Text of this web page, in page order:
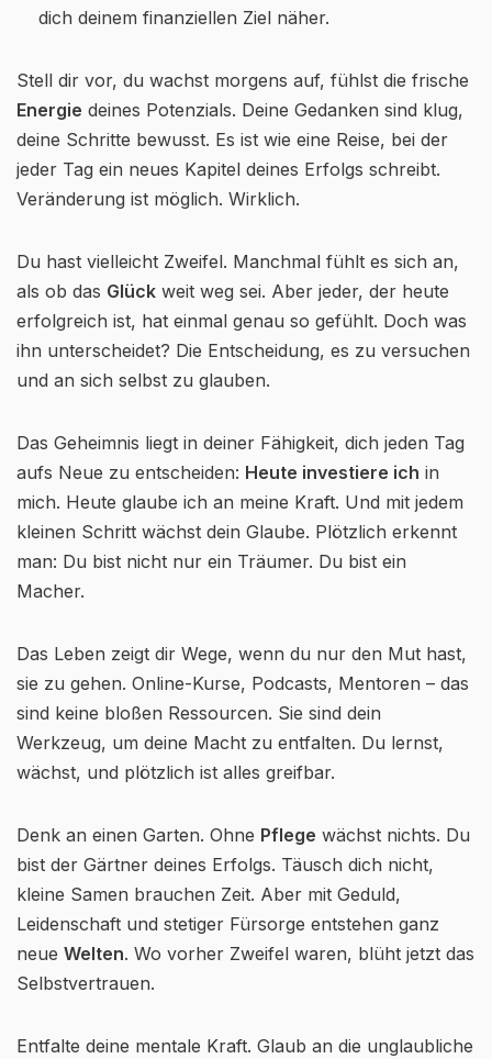
dich deinem finanziellen Ziel näher.
Stell dir vor, du wachst morgens auf, fühlst die frische
Energie deines Potenzials. Deine Gedanken sind klug,
deine Schritte bewusst. Es ist wie eine Reise, bei der
jeder Tag ein neues Kapitel deines Erfolgs schreibt.
Veränderung ist möglich. Wirklich.
Du hast vielleicht Zweifel. Manchmal fühlt es sich an,
als ob das Glück weit weg sei. Aber jeder, der heute
erfolgreich ist, hat einmal genau so gefühlt. Doch was
ihn unterscheidet? Die Entscheidung, es zu versuchen
und an sich selbst zu glauben.
Das Geheimnis liegt in deiner Fähigkeit, dich jeden Tag
aufs Neue zu entscheiden: Heute investiere ich in
mich. Heute glaube ich an meine Kraft. Und mit jedem
kleinen Schritt wächst dein Glaube. Plötzlich erkennt
man: Du bist nicht nur ein Träumer. Du bist ein
Macher.
Das Leben zeigt dir Wege, wenn du nur den Mut hast,
sie zu gehen. Online-Kurse, Podcasts, Mentoren – das
sind keine bloßen Ressourcen. Sie sind dein
Werkzeug, um deine Macht zu entfalten. Du lernst,
wächst, und plötzlich ist alles greifbar.
Denk an einen Garten. Ohne Pflege wächst nichts. Du
bist der Gärtner deines Erfolgs. Täusch dich nicht,
kleine Samen brauchen Zeit. Aber mit Geduld,
Leidenschaft und stetiger Fürsorge entstehen ganz
neue Welten. Wo vorher Zweifel waren, blüht jetzt das
Selbstvertrauen.
Entfalte deine mentale Kraft. Glaub an die unglaubliche